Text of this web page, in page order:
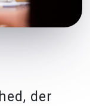
der